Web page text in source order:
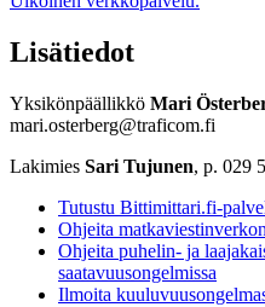
Lisätiedot
Yksikönpäällikkö Mari
mari.osterberg@traficom.fi
Lakimies Sari Tujunen, p. 029
Tutustu Bittimittari.fi-
Ohjeita
Ohjeita puhelin- ja
saatavuusongelmissa
Ilmoita